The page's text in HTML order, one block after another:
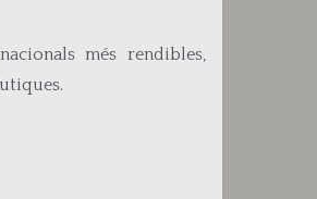
més rendibles,